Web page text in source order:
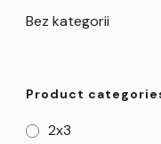
Bez kategorii
Product
2x3